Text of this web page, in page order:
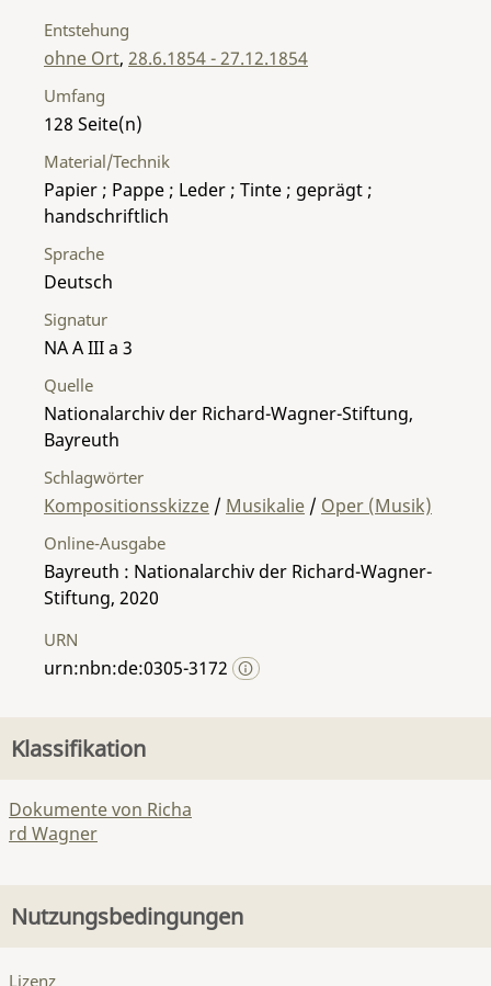
Entstehung
ohne Ort, 28.6.1854 - 27.12.1854
Umfang
128
Material/Technik
Papier ; Pappe ; Leder ; Tinte ; geprägt ;
handschriftlich
Sprache
Deutsch
Signatur
NA A III a 3
Quelle
Nationalarchiv der Richard-Wagner-Stiftung,
Bayreuth
Schlagwörter
Kompositionsskizze / Musikalie / Oper (Musik)
Online-Ausgabe
Bayreuth : Nationalarchiv der Richard-Wagner-
Stiftung, 2020
URN
urn:nbn:de:0305-3172
Klassifikation
Dokumente von Richa
rd Wagner
Nutzungsbedingungen
Lizenz